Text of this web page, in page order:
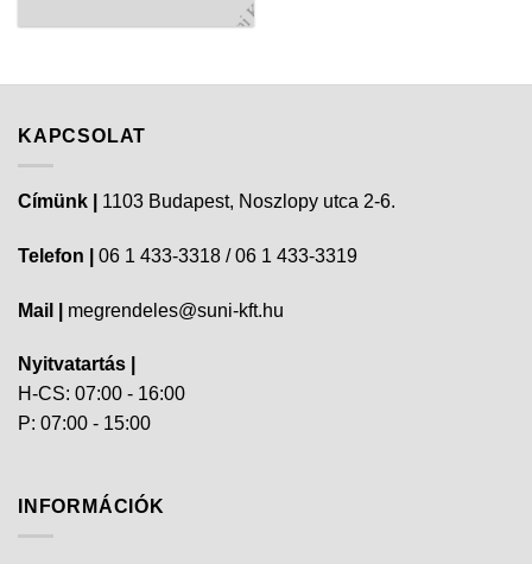
KAPCSOLAT
Címünk | 1103 Budapest, Noszlopy utca 2-6.
Telefon | 06 1 433-3318 / 06 1 433-3319
Mail | megrendeles@suni-kft.hu
Nyitvatartás |
H-CS: 07:00 - 16:00
P: 07:00 - 15:00
INFORMÁCIÓK